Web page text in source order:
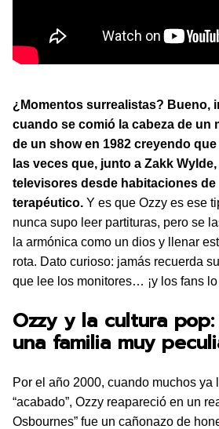
¿Momentos surrealistas? Bueno,
cuando se comió la cabeza de un
de un show en 1982 creyendo
las veces que, junto a Zakk
televisores desde habitaciones de
terapéutico. Y es que Ozzy es ese
nunca supo leer partituras, pero se
la armónica como un dios y llenar
rota. Dato curioso: jamás recuerda
que lee los monitores… ¡y los fans
Ozzy y la cultura
una familia muy
Por el año 2000, cuando muchos ya
“acabado”, Ozzy reapareció en un
Osbournes” fue un cañonazo de